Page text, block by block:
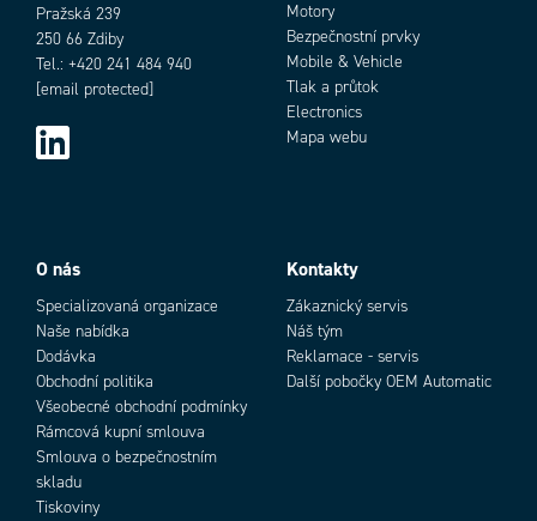
Pražská 239
250 66 Zdiby
Tel.: +420 241 484 940
[email protected]
Motory
Bezpečnostní prvky
Mobile & Vehicle
Tlak a průtok
Electronics
Mapa webu
O nás
Specializovaná organizace
Naše nabídka
Dodávka
Obchodní politika
Všeobecné obchodní podmínky
Rámcová kupní smlouva
Smlouva o bezpečnostním
skladu
Tiskoviny
Kontakty
Zákaznický servis
Náš tým
Reklamace - servis
Další pobočky OEM Automatic